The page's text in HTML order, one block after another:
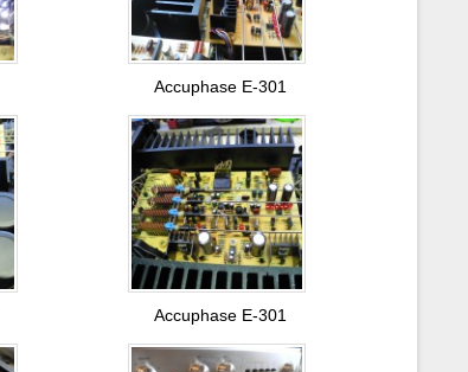
Accuphase E-301
Accuphase E-301